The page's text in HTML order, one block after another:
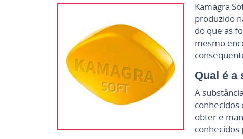
Kamagra
produzido
do que as
mesmo
Qual é a
A
conhecidos
obter e